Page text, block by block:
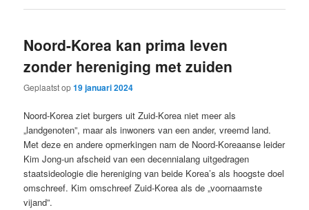
Noord-Korea kan prima leven
zonder hereniging met zuiden
Geplaatst op19 januari 2024
Noord-Korea ziet burgers uit Zuid-Korea niet meer als
„landgenoten”, maar als inwoners van een ander, vreemd land.
Met deze en andere opmerkingen nam de Noord-Koreaanse leider
Kim Jong-un afscheid van een decennialang uitgedragen
staatsideologie die hereniging van beide Korea’s als hoogste doel
omschreef. Kim omschreef Zuid-Korea als de „voornaamste
vijand”.